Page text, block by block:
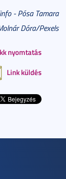
- Pósa Tamara
Dóra/Pexels
nyomtatás
Link küldés